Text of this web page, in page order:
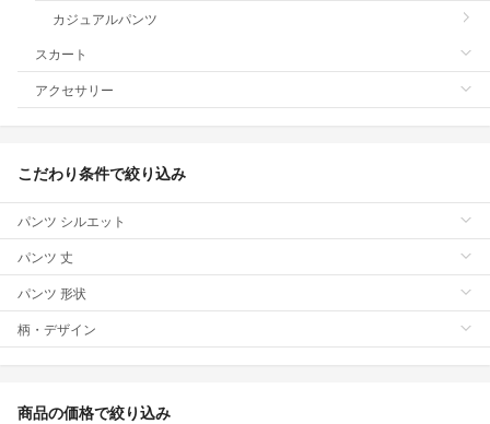
カジュアルパンツ
スカート
アクセサリー
こだわり条件で絞り込み
パンツ シルエット
パンツ 丈
パンツ 形状
柄・デザイン
商品の価格で絞り込み